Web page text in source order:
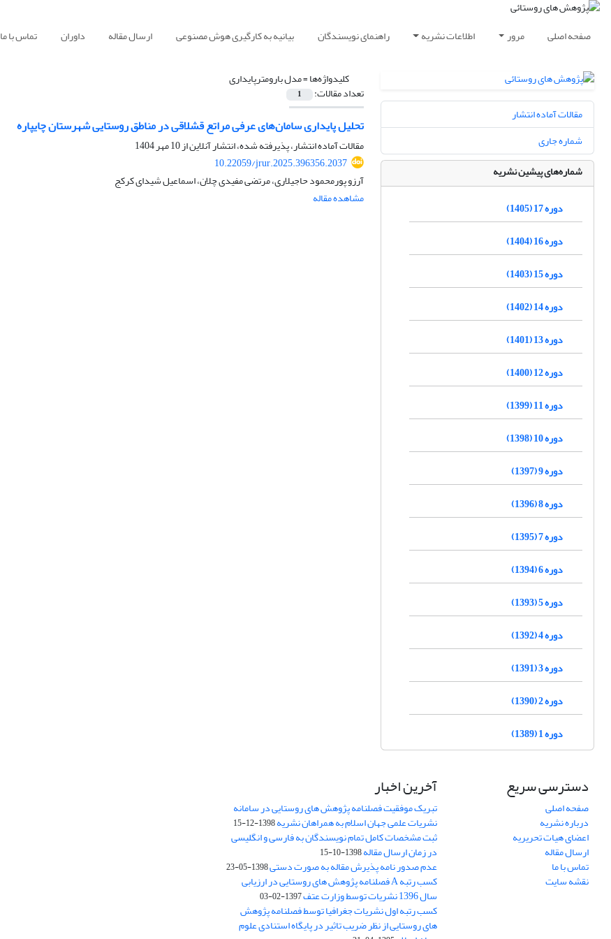
صفحه اصلی مرور اطلاعات نشریه راهنمای نویسندگان بیانیه به کارگیری هوش مصنوعی ارسال مقاله داوران تماس با ما
کلیدواژه‌ها =مدل بارومترپایداری
تعداد مقالات: 1
تحلیل پایداری سامان‌های عرفی مراتع قشلاقی در مناطق روستایی شهرستان چایپاره
مقالات آماده انتشار، پذیرفته شده، انتشار آنلاین از10 مهر 1404
10.22059/jrur.2025.396356.2037
آرزو پورمحمود حاجیلاری، مرتضی مفیدی چلان، اسماعیل شیدای کرکج
مشاهده مقاله
مقالات آماده انتشار
شماره جاری
شماره‌های پیشین نشریه
دوره 17 (1405)
دوره 16 (1404)
دوره 15 (1403)
دوره 14 (1402)
دوره 13 (1401)
دوره 12 (1400)
دوره 11 (1399)
دوره 10 (1398)
دوره 9 (1397)
دوره 8 (1396)
دوره 7 (1395)
دوره 6 (1394)
دوره 5 (1393)
دوره 4 (1392)
دوره 3 (1391)
دوره 2 (1390)
دوره 1 (1389)
دسترسی سریع
صفحه اصلی
درباره نشریه
اعضای هیات تحریریه
ارسال مقاله
تماس با ما
نقشه سایت
آخرین اخبار
تبریک موفقیت فصلنامه پژوهش های روستایی در سامانه
نشریات علمی جهان اسلام به همراهان نشریه1398-12-15
ثبت مشخصات کامل تمام نویسندگان به فارسی و انگلیسی
در زمان ارسال مقاله1398-10-15
عدم صدور نامه پذیرش مقاله به صورت دستی1398-05-23
کسب رتبه A فصلنامه پژوهش های روستایی در ارزیابی
سال 1396 نشریات توسط وزارت عتف 1397-02-03
کسب رتبه اول نشریات جغرافیا توسط فصلنامه پژوهش
های روستایی از نظر ضریب تاثیر در پایگاه استنادی علوم